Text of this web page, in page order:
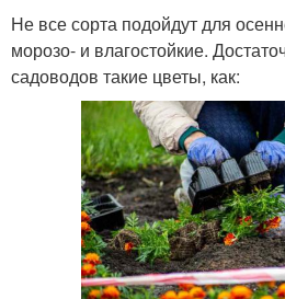
Не все сорта подойдут для
морозо- и влагостойкие.
садоводов такие цветы, как: